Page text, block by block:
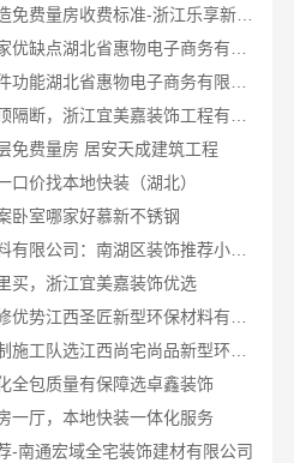
省内周边居家改造免费量房收费标准-浙江乐享新材料
免费量房 居安天成建筑工程
口价找本地快装（湖北）
卧室哪家好慕新不锈钢
嘉兴锦居装饰材料有限公司：南湖区装饰推荐小户型
买，浙江宜美嘉装饰优选
本地环保全屋定制施工队选江西尚宅尚品新型环保材料有限公司
全包质量有保障选卓鑫装饰
一厅，本地快装一体化服务
-南通宏域全宅装饰建材有限公司